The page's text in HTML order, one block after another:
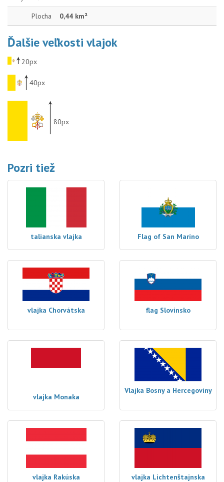
Plocha 0,44 km²
Ďalšie veľkosti vlajok
20px
40px
80px
Pozri tiež
talianska vlajka Flag of San Maríno
vlajka Chorvátska flag Slovinsko
vlajka Monaka
Vlajka Bosny a Hercegoviny
vlajka Rakúska vlajka Lichtenštajnska